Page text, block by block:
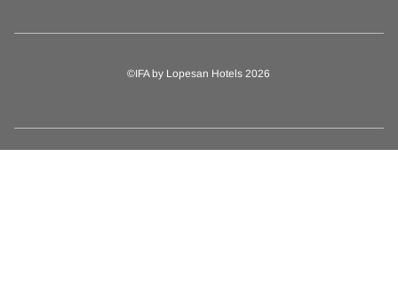
©IFA by Lopesan Hotels 2026